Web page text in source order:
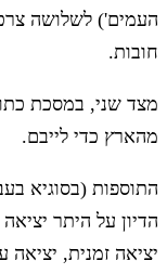
העמים') לשלושה
חובות.
מצד שני, במסכת
מהארץ כדי לייבם.
התוספות (בסוגיא
הדיון על היתר
יציאה זמנית,